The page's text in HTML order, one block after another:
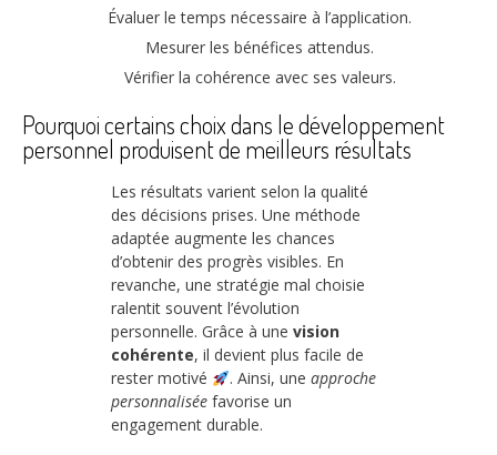
Évaluer le temps nécessaire à l’application.
Mesurer les bénéfices attendus.
Vérifier la cohérence avec ses valeurs.
Pourquoi certains choix dans le développement
personnel produisent de meilleurs résultats
Les résultats varient selon la qualité
des décisions prises. Une méthode
adaptée augmente les chances
d’obtenir des progrès visibles. En
revanche, une stratégie mal choisie
ralentit souvent l’évolution
personnelle. Grâce à une vision
cohérente, il devient plus facile de
rester motivé
. Ainsi, une approche
personnalisée favorise un
engagement durable.